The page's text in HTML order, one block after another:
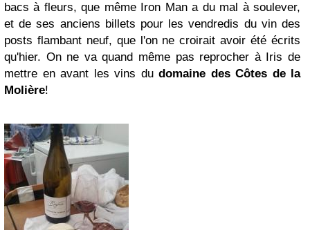
bacs à fleurs, que même Iron Man a du mal à soulever,
et de ses anciens billets pour les vendredis du vin des
posts flambant neuf, que l'on ne croirait avoir été écrits
qu'hier. On ne va quand même pas reprocher à Iris de
mettre en avant les vins du domaine des Côtes de la
Molière!